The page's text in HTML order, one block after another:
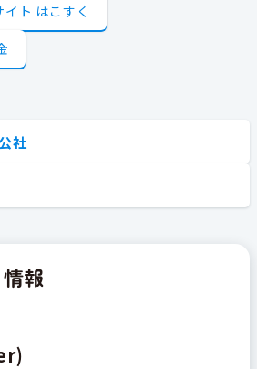
ト はこすく
社
報